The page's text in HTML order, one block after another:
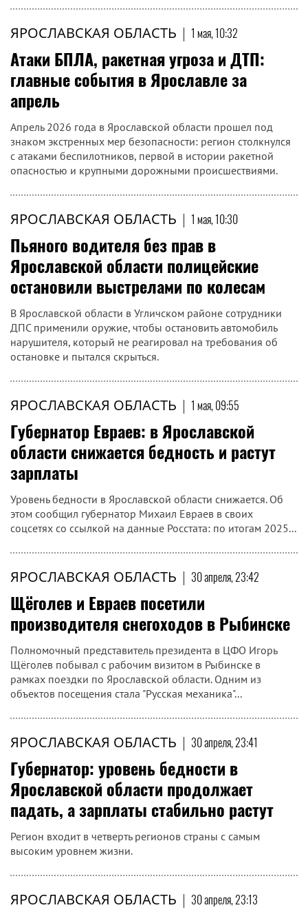
ЯРОСЛАВСКАЯ ОБЛАСТЬ | 1 мая, 10:32
Атаки БПЛА, ракетная угроза и ДТП:
главные события в Ярославле за
апрель
Апрель 2026 года в Ярославской области прошел под
знаком экстренных мер безопасности: регион столкнулся
с атаками беспилотников, первой в истории ракетной
опасностью и крупными дорожными происшествиями.
ЯРОСЛАВСКАЯ ОБЛАСТЬ | 1 мая, 10:30
Пьяного водителя без прав в
Ярославской области полицейские
остановили выстрелами по колесам
В Ярославской области в Угличском районе сотрудники
ДПС применили оружие, чтобы остановить автомобиль
нарушителя, который не реагировал на требования об
остановке и пытался скрыться.
ЯРОСЛАВСКАЯ ОБЛАСТЬ | 1 мая, 09:55
Губернатор Евраев: в Ярославской
области снижается бедность и растут
зарплаты
Уровень бедности в Ярославской области снижается. Об
этом сообщил губернатор Михаил Евраев в своих
соцсетях со ссылкой на данные Росстата: по итогам 2025...
ЯРОСЛАВСКАЯ ОБЛАСТЬ | 30 апреля, 23:42
Щёголев и Евраев посетили
производителя снегоходов в Рыбинске
Полномочный представитель президента в ЦФО Игорь
Щёголев побывал с рабочим визитом в Рыбинске в
рамках поездки по Ярославской области. Одним из
объектов посещения стала "Русская механика"...
ЯРОСЛАВСКАЯ ОБЛАСТЬ | 30 апреля, 23:41
Губернатор: уровень бедности в
Ярославской области продолжает
падать, а зарплаты стабильно растут
Регион входит в четверть регионов страны с самым
высоким уровнем жизни.
ЯРОСЛАВСКАЯ ОБЛАСТЬ | 30 апреля, 23:13